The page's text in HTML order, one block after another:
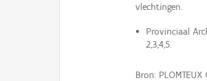
vlechtingen.
Provinciaal
2,3,4,5.
Bron: PLOMTEUX